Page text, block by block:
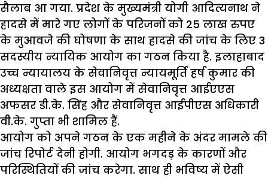
सैलाब आ गया. प्रदेश के मुख्यमंत्री योगी आदित्यनाथ ने
हादसे में मारे गए लोगों के परिजनों को 25 लाख रुपए
के मुआवजे की घोषणा के साथ हादसे की जांच के लिए 3
सदस्यीय न्यायिक आयोग का गठन किया है. इलाहाबाद
उच्च न्यायालय के सेवानिवृत्त न्यायमूर्ति हर्ष कुमार की
अध्यक्षता वाले इस आयोग में सेवानिवृत्त आईएएस
अफसर डी.के. सिंह और सेवानिवृत्त आईपीएस अधिकारी
वी.के. गुप्ता भी शामिल हैं.
आयोग को अपने गठन के एक महीने के अंदर मामले की
जांच रिपोर्ट देनी होगी. आयोग भगदड़ के कारणों और
परिस्थितियों की जांच करेगा. साथ ही भविष्य में ऐसी